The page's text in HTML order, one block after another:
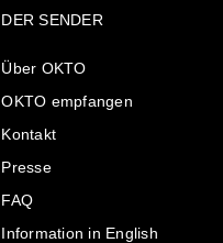
DER SENDER
Über OKTO
OKTO empfangen
Kontakt
Presse
FAQ
Information in English